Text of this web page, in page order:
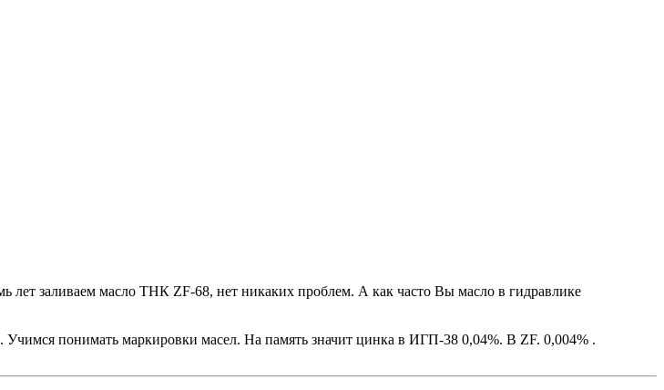
заливаем масло ТНК ZF-68, нет никаких проблем. А как часто Вы масло в гидравлике
понимать маркировки масел. На память значит цинка в ИГП-38 0,04%. В ZF. 0,004% .